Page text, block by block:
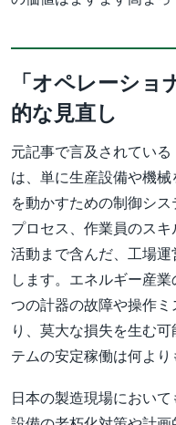
「オペレーシ
的な見直し
元記事で言及されてい
は、単に生産設備や機
を動かすための制御シ
プロセス、作業員のス
活動まで含んだ、工場
します。エネルギー産
つの計器の故障や操作
り、莫大な損失を生む
テムの安定稼働は何より
日本の製造現場において